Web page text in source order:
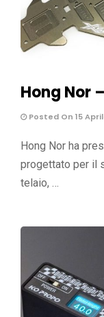
Hong Nor
Posted On 15
Hong Nor ha
progettato per il
telaio, …